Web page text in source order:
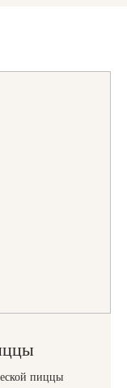
пиццы